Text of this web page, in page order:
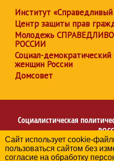
Институт
Центр защиты прав
Молодежь
РОССИИ
Социал-демократический
женщин России
Домсовет
Социалистическая
Региональное
Сайт использует cookie-
пользоваться сайтом без
согласие на обработку